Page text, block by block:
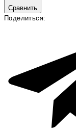
Сравнить
Поделиться: